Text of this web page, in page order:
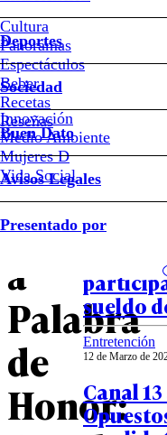
Cultura
Panoramas
Espectáculos
Beber
Recetas
Reseñas
Deportes
Sociedad
Innovación
Medio Ambiente
Mujeres D
Vida Social
Buen Dato
Avisos Legales
Presentado por
#Oriana
Marzoli
“Viejos
se
suman
a
Palabra
de
Honor:
Notas
27 de Marzo de 2025
sueldo
Entretención
12 de Marzo de
Canal